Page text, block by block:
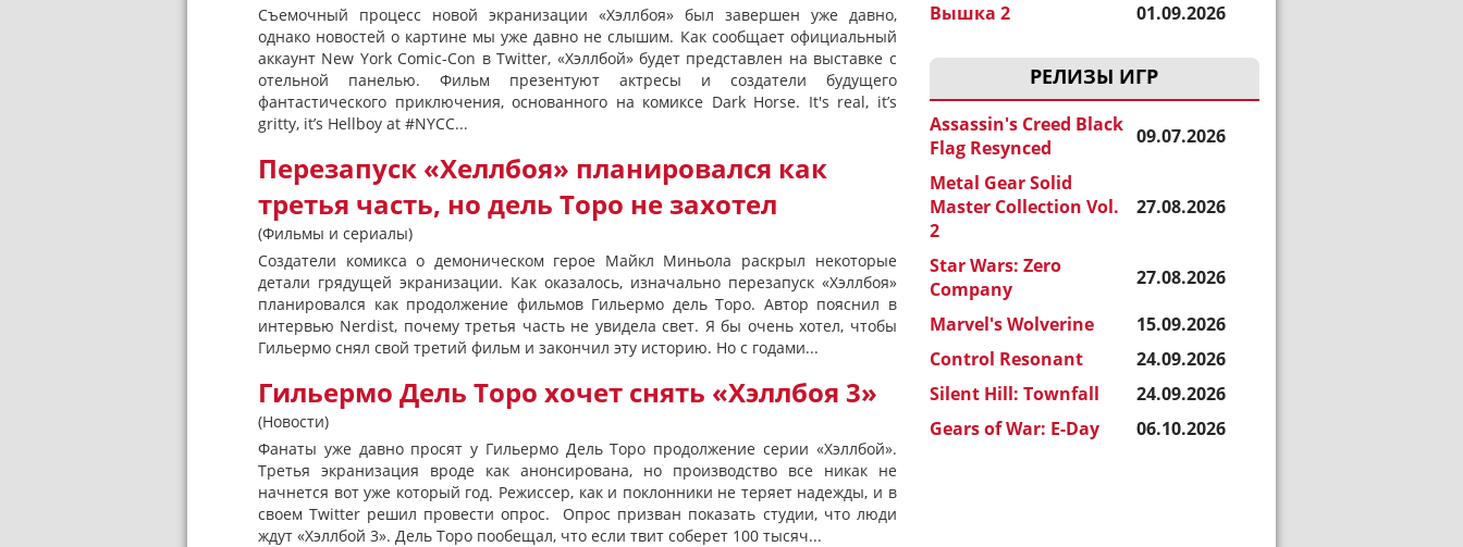
Вышка 2
01.09.2026
РЕЛИЗЫ ИГР
Assassin's Creed Black
Flag Resynced
09.07.2026
Metal Gear Solid
Master Collection Vol.
2
27.08.2026
Star Wars: Zero
Company
27.08.2026
Marvel's Wolverine
15.09.2026
Control Resonant
24.09.2026
Silent Hill: Townfall
24.09.2026
Gears of War: E-Day
06.10.2026
Съемочный процесс новой экранизации «Хэллбоя» был завершен уже давно,
однако новостей о картине мы уже давно не слышим. Как сообщает официальный
аккаунт New York Comic-Con в Twitter, «Хэллбой» будет представлен на выставке с
отельной панелью. Фильм презентуют актресы и создатели будущего
фантастического приключения, основанного на комиксе Dark Horse. It's real, it’s
gritty, it’s Hellboy at #NYCC...
Перезапуск «Хеллбоя» планировался как
третья часть, но дель Торо не захотел
(Фильмы и сериалы)
Создатели комикса о демоническом герое Майкл Миньола раскрыл некоторые
детали грядущей экранизации. Как оказалось, изначально перезапуск «Хэллбоя»
планировался как продолжение фильмов Гильермо дель Торо. Автор пояснил в
интервью Nerdist, почему третья часть не увидела свет. Я бы очень хотел, чтобы
Гильермо снял свой третий фильм и закончил эту историю. Но с годами...
Гильермо Дель Торо хочет снять «Хэллбоя 3»
(Новости)
Фанаты уже давно просят у Гильермо Дель Торо продолжение серии «Хэллбой».
Третья экранизация вроде как анонсирована, но производство все никак не
начнется вот уже который год. Режиссер, как и поклонники не теряет надежды, и в
своем Twitter решил провести опрос. Опрос призван показать студии, что люди
ждут «Хэллбой 3». Дель Торо пообещал, что если твит соберет 100 тысяч...